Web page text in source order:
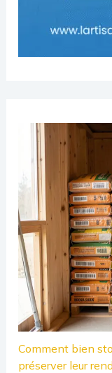
Comment bien
préserver leur